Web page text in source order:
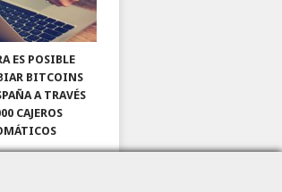
ES POSIBLE
BITCOINS
A TRAVÉS
CAJEROS